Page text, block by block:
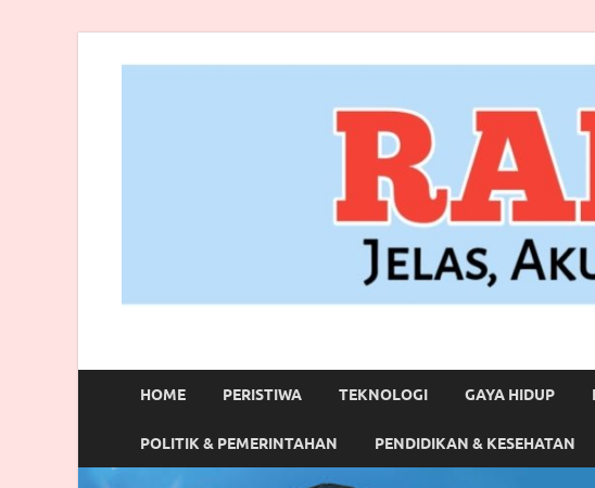
RANBITV.COM
HOME PERISTIWA TEKNOLOGI GAYA HIDUP
POLITIK & PEMERINTAHAN PENDIDIKAN & KESEHATAN